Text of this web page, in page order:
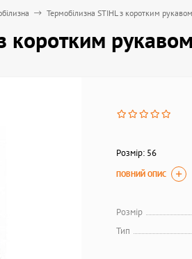
Термобілизна STIHL з коротким
коротким
Розмір: 56
ПОВНИЙ ОПИС
Розмір
Тип